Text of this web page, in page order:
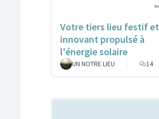
Votre tiers lieu festif et
innovant propulsé à
l'énergie solaire
UN NOTRE LIEU 14